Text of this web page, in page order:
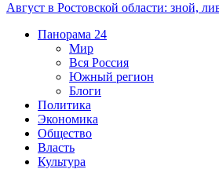
Август в Ростовской области: зной,
Панорама 24
Мир
Вся Россия
Южный регион
Блоги
Политика
Экономика
Общество
Власть
Культура